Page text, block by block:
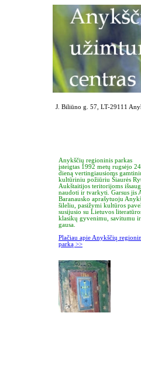
J. Biliūno g. 57, LT-29111
Anykščių regioninis parkas
įsteigtas 1992 metų rugsėjo 24
dieną vertingiausioms
kultūriniu požiūriu Šiaurės
Aukštaitijos teritorijoms
naudoti ir tvarkyti. Garsus jis
Baranausko aprašytuoju
šileliu, pasižymi kultūros
susijusio su Lietuvos
klasikų gyvenimu, savitumu ir
gausa.
Plačiau apie Anykščių
parką >>